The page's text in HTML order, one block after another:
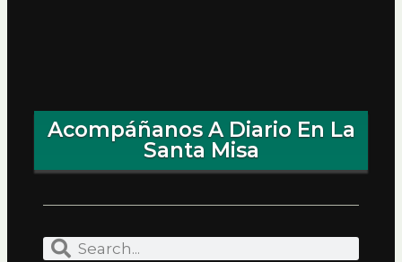
Acompáñanos A Diario En La
Santa Misa